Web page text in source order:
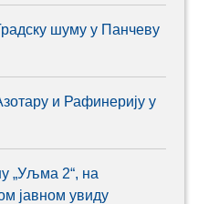
шуму у Панчеву
и Рафинерију у
„Уљма 2“, на
јавном увиду